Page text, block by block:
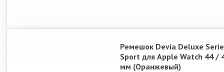
Ремешок Devia Deluxe
Sport для Apple Watch 44 /
мм (Оранжевый)